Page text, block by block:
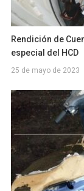
Rendición de
especial del HCD
25 de mayo de 2023